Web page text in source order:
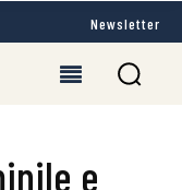
Newsletter
e